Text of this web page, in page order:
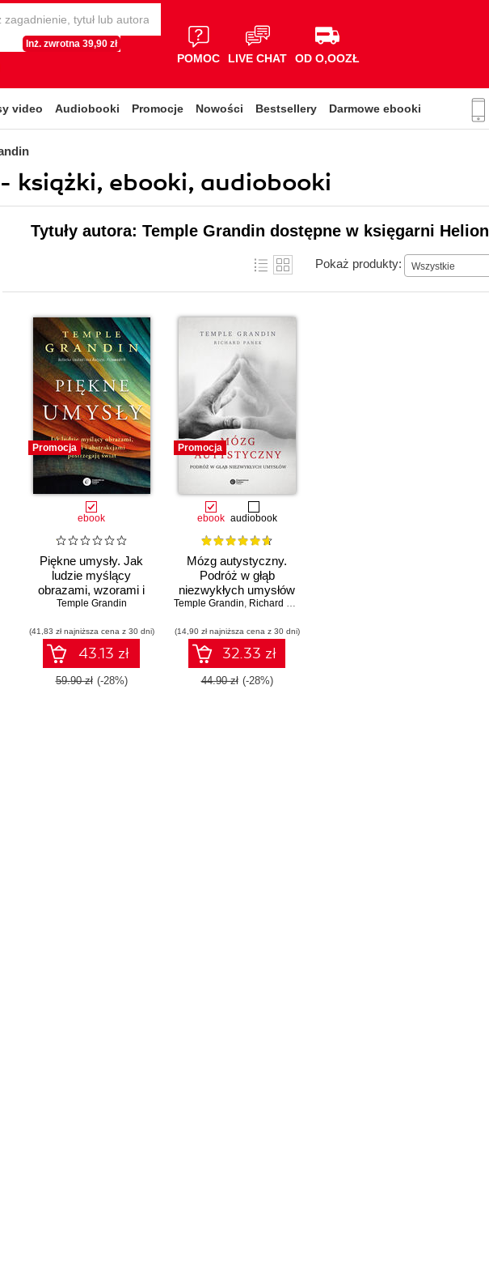
Inż. zwrotna 39,90 zł
POMOC LIVE CHAT OD O,OOZŁ
video Audiobooki Promocje Nowości Bestsellery Darmowe ebooki
książki, ebooki, audiobooki
Tytuły autora: Temple Grandin dostępne w księgarni Helion
Pokaż produkty: Wszystkie
Promocja
ebook
Piękne umysły. Jak
ludzie myślący
obrazami, wzorami i
abstrakcjami
Temple Grandin
(41,83 zł najniższa cena z 30 dni)
43.13 zł
59.90 zł (-28%)
Promocja
ebook audiobook
Mózg autystyczny.
Podróż w głąb
niezwykłych umysłów
Temple Grandin, Richard Panek
(14,90 zł najniższa cena z 30 dni)
32.33 zł
44.90 zł (-28%)